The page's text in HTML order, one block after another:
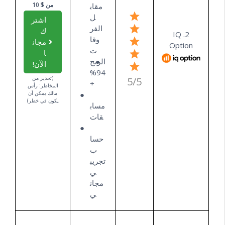
2. IQ
Option
5/5
مقاب
ل
الفر
وقا
ت
الربح
94%
+
مساب
قات
حسا
ب
تجريب
ي
مجان
ي
من $ 10
اشتر
ك
مجان
ا
الآن!
(تحذير من
المخاطر: رأس
مالك يمكن أن
يكون في خطر)